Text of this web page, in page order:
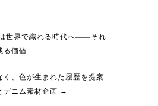
世界で織れる時代へ——それ
る価値
く、色が生まれた履歴を提案
ニム素材企画 →